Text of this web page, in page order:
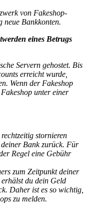
von Fakeshop-
neue Bankkonten.
eines Betrugs
Servern gehostet. Bis
erreicht wurde,
Wenn der Fakeshop
unter einer
stornieren
Bank zurück. Für
Regel eine Gebühr
zum Zeitpunkt deiner
du dein Geld
Daher ist es so wichtig,
zu melden.